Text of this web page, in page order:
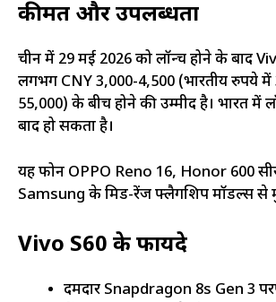
कीमत और उपलब्धता
चीन में 29 मई 2026 को लॉन्च होने के बाद
लगभग CNY 3,000-4,500 (भारतीय रुपये में
₹55,000) के बीच होने की उम्मीद है। भारत में
बाद हो सकता है।
यह फोन OPPO Reno 16, Honor 600
Samsung के मिड-रेंज फ्लैगशिप मॉडल्स से
Vivo S60 के फायदे
दमदार Snapdragon 8s Gen 3